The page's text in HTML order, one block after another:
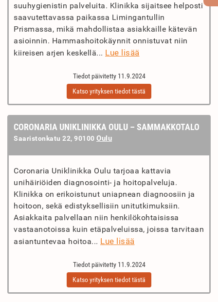
suuhygienistin palveluita. Klinikka sijaitsee helposti
saavutettavassa paikassa Limingantullin
Prismassa, mikä mahdollistaa asiakkaille kätevän
asioinnin. Hammashoitokäynnit onnistuvat niin
kiireisen arjen keskellä... Lue lisää
Tiedot päivitetty 11.9.2024
Katso yrityksen tiedot tästä
CORONARIA UNIKLINIKKA OULU – SAMMAKKOTALO
Saaristonkatu 22, 90100 Oulu
Coronaria Uniklinikka Oulu tarjoaa kattavia
unihäiriöiden diagnosointi- ja hoitopalveluja.
Klinikka on erikoistunut uniapnean diagnoosiin ja
hoitoon, sekä edistyksellisiin unitutkimuksiin.
Asiakkaita palvellaan niin henkilökohtaisissa
vastaanotoissa kuin etäpalveluissa, joissa tarvitaan
asiantuntevaa hoitoa... Lue lisää
Tiedot päivitetty 11.9.2024
Katso yrityksen tiedot tästä